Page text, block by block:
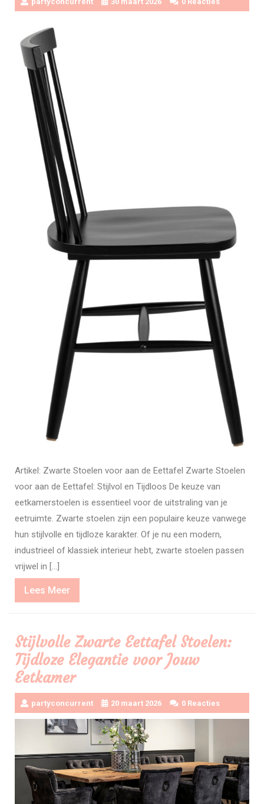
Artikel: Zwarte Stoelen voor aan de Eettafel Zwarte Stoelen
voor aan de Eettafel: Stijlvol en Tijdloos De keuze van
eetkamerstoelen is essentieel voor de uitstraling van je
eetruimte. Zwarte stoelen zijn een populaire keuze vanwege
hun stijlvolle en tijdloze karakter. Of je nu een modern,
industrieel of klassiek interieur hebt, zwarte stoelen passen
vrijwel in […]
Lees MeerLees
Meer
Stijlvolle Zwarte Eettafel Stoelen:
Tijdloze Elegantie voor Jouw
Eetkamer
partyconcurrent 20 maart 2026 0 Reacties